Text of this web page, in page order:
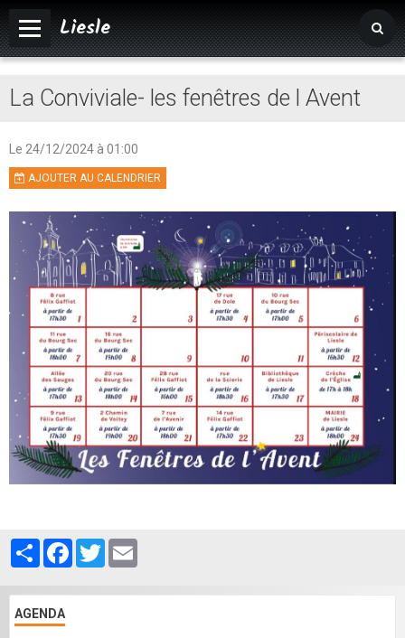
Liesle
Vivre à Liesle
Vie associative
Tourisme
Agenda
Album photos
La Conviviale- les fenêtres de l Avent
Le 24/12/2024 à 01:00
AJOUTER AU CALENDRIER
PartagerFacebook
Twitter
AGENDA